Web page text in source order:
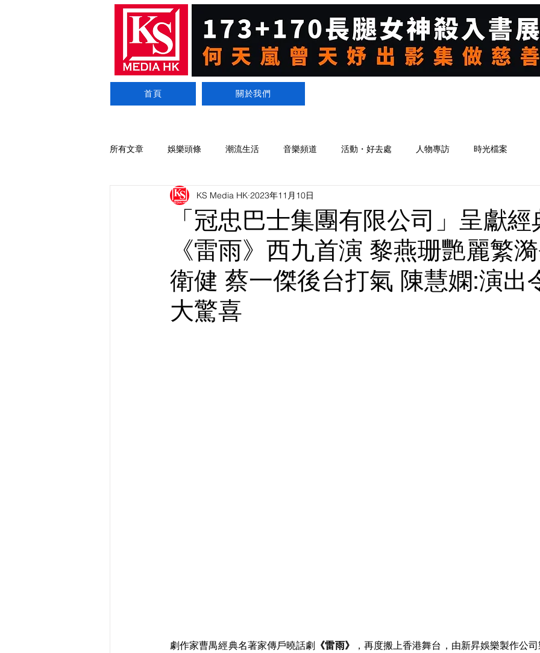
首頁 關於我們
所有文章 娛樂頭條 潮流生活 音樂頻道 活動・好去處 人物專訪 時光檔案
「冠忠巴士集團有限公司」呈獻
《雷雨》西九首演 黎燕珊艷麗繁
衛健 蔡一傑後台打氣 陳慧嫻:演出
大驚喜
KS Media HK 2023年11月10日
劇作家曹禺經典名著家傳戶曉話劇 《雷雨》
，再度搬上香港舞台，由新昇娛樂製作公